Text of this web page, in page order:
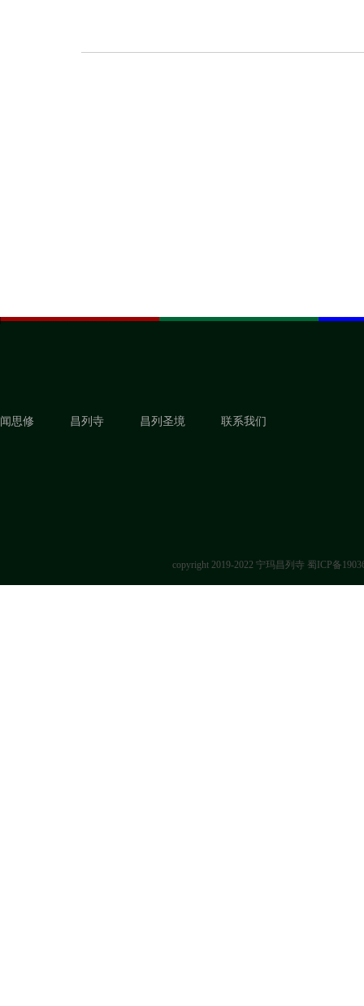
闻思修 昌列寺 昌列圣境 联系我们
copyright 2019-2022 宁玛昌列寺 蜀ICP备